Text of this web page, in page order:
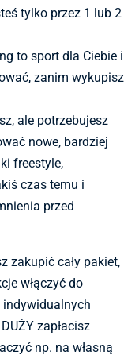
tylko przez 1 lub 2
to sport dla Ciebie i
zanim wykupisz
ale potrzebujesz
nowe, bardziej
freestyle,
czas temu i
przed
zakupić cały pakiet,
włączyć do
indywidualnych
zapłacisz
np. na własną